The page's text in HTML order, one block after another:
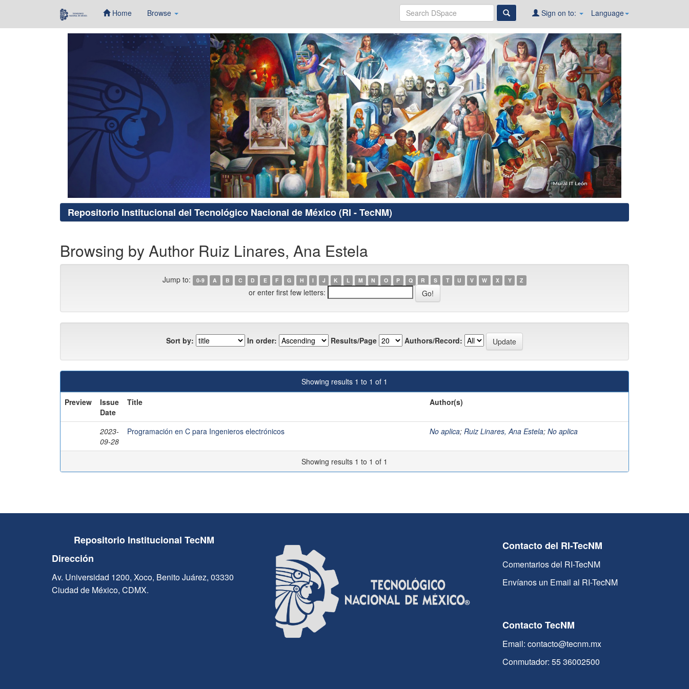
Home Browse Language
Sign on to:
Repositorio Institucional del Tecnológico Nacional de México (RI - TecNM)
Browsing by Author Ruiz Linares, Ana Estela
Jump to: 0-9 A B C D E F G H I J K L M N O P Q R S T U V W X Y Z
or enter first few letters:
Sort by: In order: Results/Page Authors/Record:
Showing results 1 to 1 of 1
Preview
Issue
Date
Title Author(s)
2023-
09-28
Programación en C para Ingenieros electrónicos No aplica; Ruiz Linares, Ana Estela; No aplica
Showing results 1 to 1 of 1
Repositorio Institucional TecNM
Dirección
Av. Universidad 1200, Xoco, Benito Juárez, 03330
Ciudad de México, CDMX.
Contacto del RI-TecNM
Comentarios del RI-TecNM
Envíanos un Email al RI-TecNM
Contacto TecNM
Email: contacto@tecnm.mx
Conmutador: 55 36002500